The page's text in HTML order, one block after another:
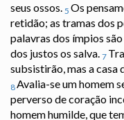
seus ossos. 5 Os
retidão; as tramas dos
palavras dos ímpios
dos justos os salva. 7
subsistirão, mas a casa
8Avalia-se um homem
perverso de coração
homem humilde, que